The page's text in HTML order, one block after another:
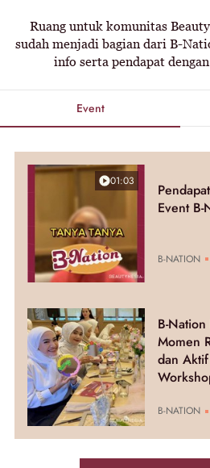
Ruang untuk komunitas
sudah menjadi bagian dari B-
info serta pendapat
Event
01:03
Event
B-NATION
B-
Momen
dan Aktif
B-NATION